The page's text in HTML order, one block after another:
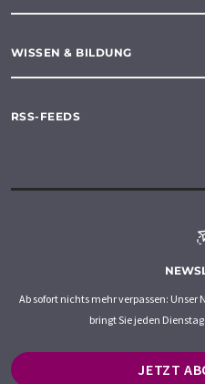
WISSEN & BILDUNG
RSS-FEEDS
Ab sofort nichts mehr verpassen:
bringt Sie jeden
JETZT